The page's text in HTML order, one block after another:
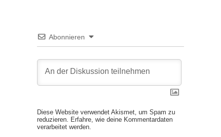
Abonnieren
Diese Website verwendet Akismet, um Spam zu
reduzieren. Erfahre, wie deine Kommentardaten
verarbeitet werden.